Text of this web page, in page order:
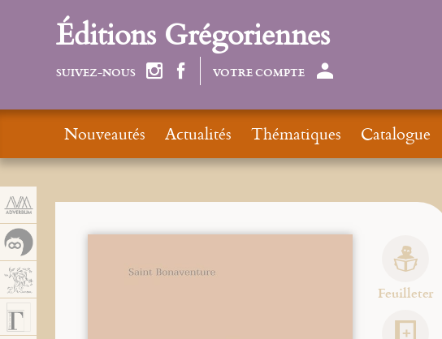
Feuilleter
Éditions Grégoriennes
SUIVEZ-NOUS VOTRE COMPTE
Nouveautés Actualités Thématiques Catalogue
Panneau de gestion des cookies